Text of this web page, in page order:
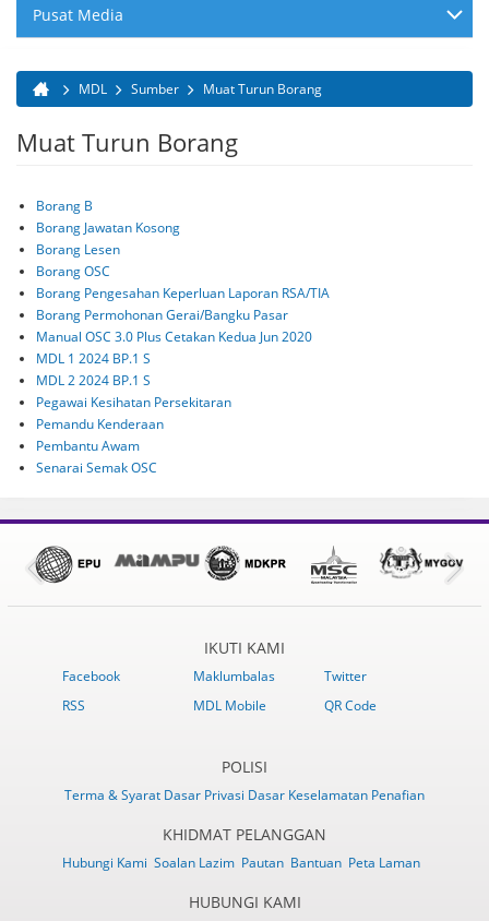
Pusat Media
Anda di sini
MDL Sumber Muat Turun Borang
Muat Turun Borang
Borang B
Borang Jawatan Kosong
Borang Lesen
Borang OSC
Borang Pengesahan Keperluan Laporan RSA/TIA
Borang Permohonan Gerai/Bangku Pasar
Manual OSC 3.0 Plus Cetakan Kedua Jun 2020
MDL 1 2024 BP.1 S
MDL 2 2024 BP.1 S
Pegawai Kesihatan Persekitaran
Pemandu Kenderaan
Pembantu Awam
Senarai Semak OSC
IKUTI KAMI
Facebook Maklumbalas
Twitter
RSS
MDL Mobile QR Code
POLISI
Terma & Syarat Dasar Privasi Dasar Keselamatan Penafian
KHIDMAT PELANGGAN
Hubungi Kami Soalan Lazim Pautan Bantuan Peta Laman
HUBUNGI KAMI